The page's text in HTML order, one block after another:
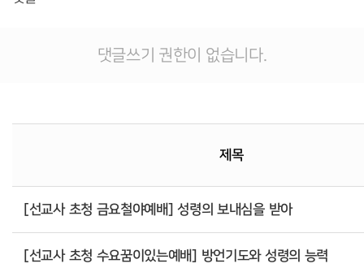
댓글쓰기 권한이 없습니다.
제목
[선교사 초청 금요철야예배] 성령의 보내심을 받아
[선교사 초청 수요꿈이있는예배] 방언기도와 성령의 능력